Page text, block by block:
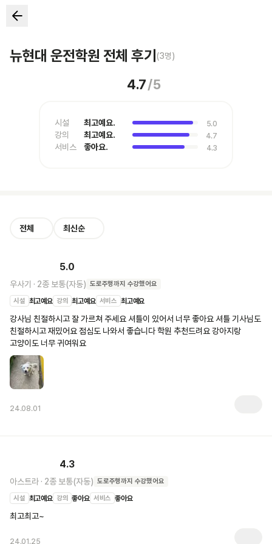
뉴현대 운전학원 전체 후기 (3명)
4.7/5
시설 최고예요. 5.0
강의 최고예요. 4.7
서비스 좋아요. 4.3
전체 최신순
5.0
우사기 · 2종 보통(자동) 도로주행까지 수강했어요
시설 최고예요 강의 최고예요 서비스 최고예요
강사님 친절하시고 잘 가르쳐 주세요 셔틀이 있어서 너무 좋아요 셔틀 기사님도
친절하시고 재밌어요 점심도 나와서 좋습니다 학원 추천드려요 강아지랑
고양이도 너무 귀여워요
24.08.01
4.3
아스트라 · 2종 보통(자동) 도로주행까지 수강했어요
시설 최고예요 강의 좋아요 서비스 좋아요
최고최고~
24.01.25